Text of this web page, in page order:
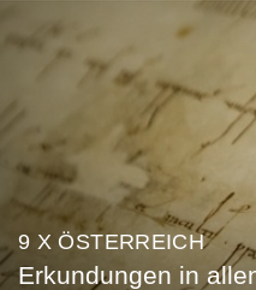
9 X ÖSTERREICH
Erkundungen in